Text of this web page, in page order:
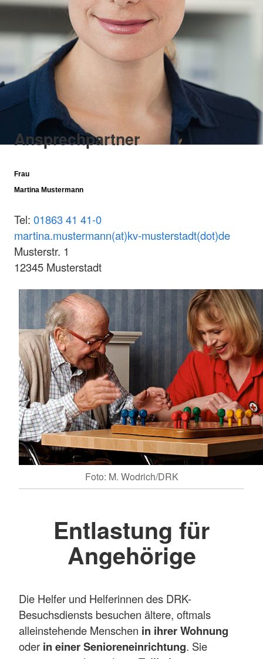
Ansprechpartner
Frau
Martina Mustermann
Tel: 01863 41 41-0
martina.mustermann(at)kv-musterstadt(dot)de
Musterstr. 1
12345 Musterstadt
Foto: M. Wodrich/DRK
Entlastung für
Angehörige
Die Helfer und Helferinnen des DRK-
Besuchsdiensts besuchen ältere, oftmals
alleinstehende Menschen in ihrer Wohnung
oder in einer Senioreneinrichtung. Sie